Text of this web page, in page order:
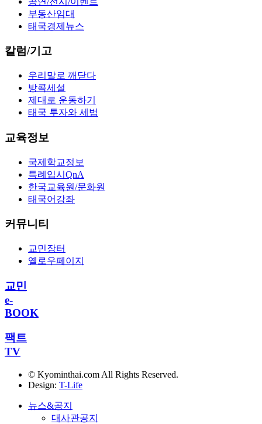
부동산임대
태국경제뉴스
칼럼/기고
우리말로 깨닫다
방콕세설
제대로 운동하기
태국 투자와 세법
교육정보
국제학교정보
특례입시QnA
한국교육원/문화원
태국어강좌
커뮤니티
교민장터
옐로우페이지
교민
e-
BOOK
팩트
TV
© Kyominthai.com All Rights Reserved.
Design: T-Life
뉴스&공지
대사관공지